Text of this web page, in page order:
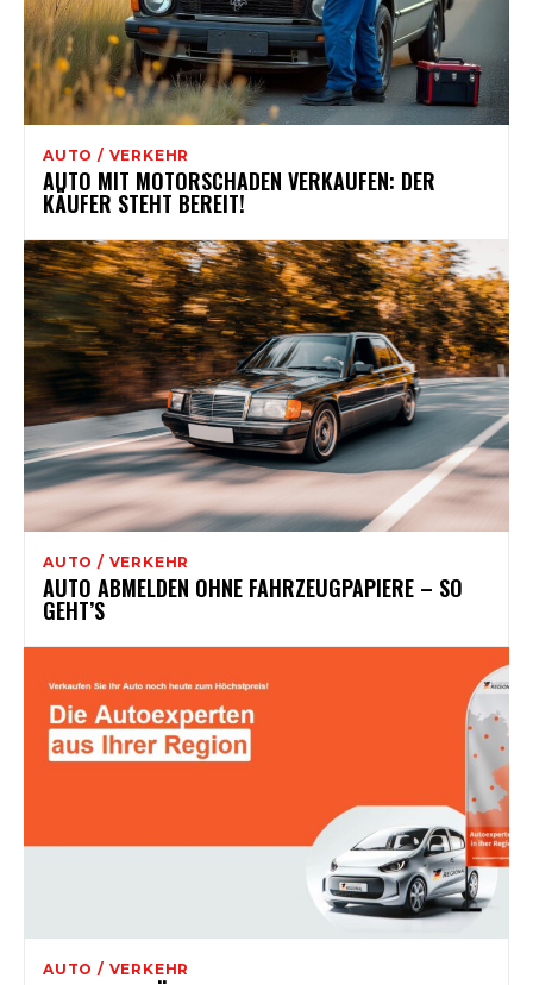
AUTO / VERKEHR
AUTO MIT MOTORSCHADEN VERKAUFEN: DER
KÄUFER STEHT BEREIT!
AUTO / VERKEHR
AUTO ABMELDEN OHNE FAHRZEUGPAPIERE – SO
GEHT’S
AUTO / VERKEHR